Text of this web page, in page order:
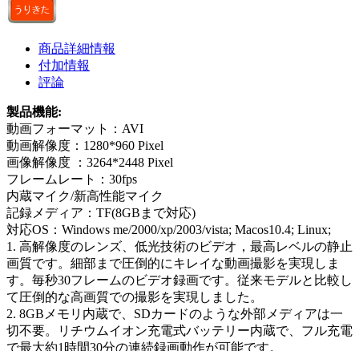
商品詳細情報
付加情報
評論
製品機能:
動画フォーマット：AVI
動画解像度：1280*960 Pixel
画像解像度 ：3264*2448 Pixel
フレームレート：30fps
内蔵マイク/新高性能マイク
記録メディア：TF(8GBまで対応)
対応OS：Windows me/2000/xp/2003/vista; Macos10.4; Linux;
1. 高解像度のレンズ、低光技術のビデオ，最高レベルの静止
画質です。細部まで圧倒的にキレイな動画撮影を実現しま
す。毎秒30フレームのビデオ録画です。従来モデルと比較し
て圧倒的な高画質での撮影を実現しました。
2. 8GBメモリ内蔵で、SDカードのような外部メディアは一
切不要。リチウムイオン充電式バッテリー内蔵で、フル充電
で最大約1時間30分の連続録画動作が可能です。